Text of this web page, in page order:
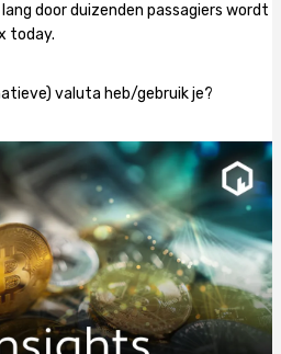
door duizenden passagiers wordt
today.
valuta heb/gebruik je?